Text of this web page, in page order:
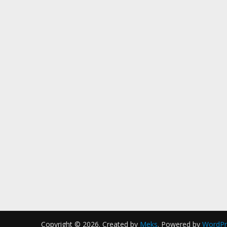
Copyright © 2026. Created by Meks. Powered by